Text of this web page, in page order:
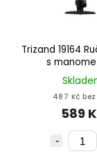
Trizand 19164
s
487 Kč bez
589